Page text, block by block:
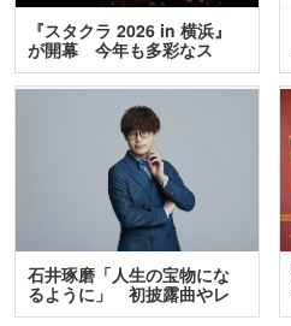
『スタクラ 2026 in 横浜』
が開幕 今年も多彩なス
テ…
石井琢磨「人生の宝物にな
るように」 初披露曲やレ
ア…